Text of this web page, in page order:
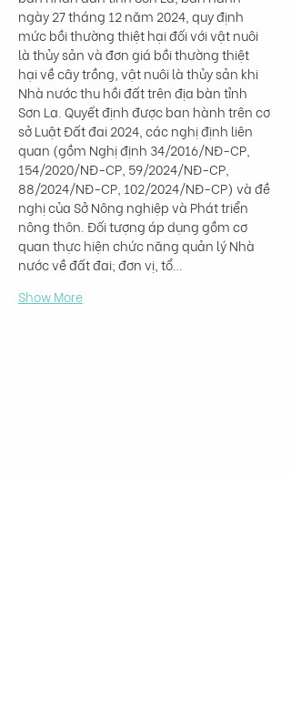
ngày 27 tháng 12 năm 2024, quy định
mức bồi thường thiệt hại đối với vật nuôi
là thủy sản và đơn giá bồi thường thiệt
hại về cây trồng, vật nuôi là thủy sản khi
Nhà nước thu hồi đất trên địa bàn tỉnh
Sơn La. Quyết định được ban hành trên cơ
sở Luật Đất đai 2024, các nghị định liên
quan (gồm Nghị định 34/2016/NĐ-CP,
154/2020/NĐ-CP, 59/2024/NĐ-CP,
88/2024/NĐ-CP, 102/2024/NĐ-CP) và đề
nghị của Sở Nông nghiệp và Phát triển
nông thôn. Đối tượng áp dụng gồm cơ
quan thực hiện chức năng quản lý Nhà
nước về đất đai; đơn vị, tổ…
Show More